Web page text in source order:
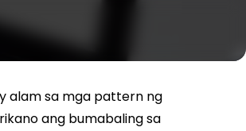
alam sa mga pattern ng
ang bumabaling sa